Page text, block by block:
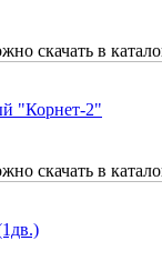
скачать в
"Корнет-2"
скачать в